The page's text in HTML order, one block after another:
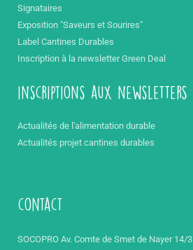
Signataires
Exposition "Saveurs et Sourires"
Label Cantines Durables
Inscription à la newsletter Green Deal
inscriptions aux newsletters
Actualités de l'alimentation durable
Actualités projet cantines durables
contact
SOCOPRO Av. Comte de Smet de Nayer 14/3